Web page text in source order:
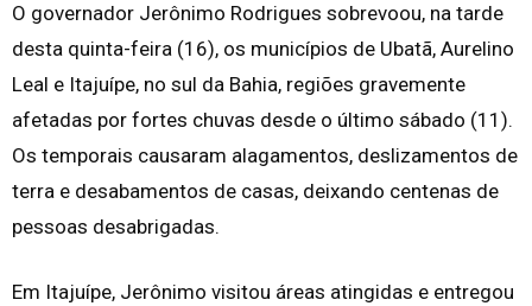
O governador Jerônimo Rodrigues sobrevoou, na tarde
desta quinta-feira (16), os municípios de Ubatã, Aurelino
Leal e Itajuípe, no sul da Bahia, regiões gravemente
afetadas por fortes chuvas desde o último sábado (11).
Os temporais causaram alagamentos, deslizamentos de
terra e desabamentos de casas, deixando centenas de
pessoas desabrigadas.
Em Itajuípe, Jerônimo visitou áreas atingidas e entregou